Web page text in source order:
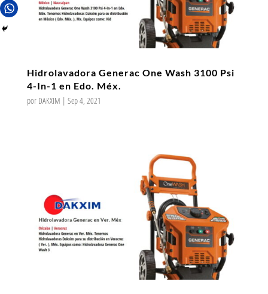
Hidrolavadora Generac One Wash 3100 Psi
4-In-1 en Edo. Méx.
por DAKXIM | Sep 4, 2021